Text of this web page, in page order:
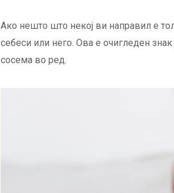
Ако нешто што некој ви направил е
себеси или него. Ова е очигледен
сосема во ред.